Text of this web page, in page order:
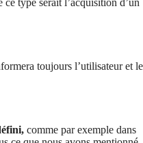
type serait l’acquisition d’un
toujours l’utilisateur et le
comme par exemple dans